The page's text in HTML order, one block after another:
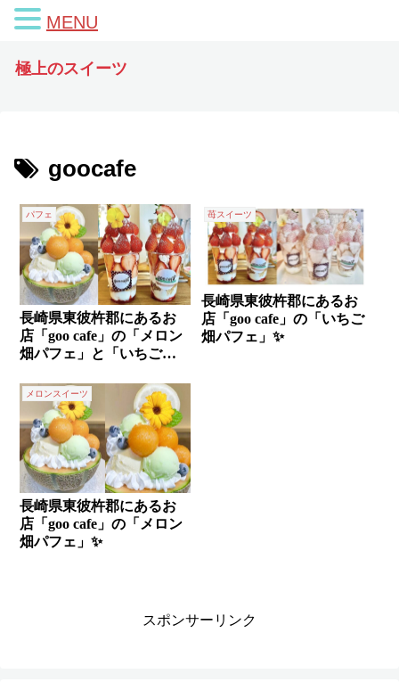
極上のスイーツ
goocafe
パフェ
長崎県東彼杵郡にあるお
店「goo cafe」の「メロン
畑パフェ」と「いちご畑
苺スイーツ
長崎県東彼杵郡にあるお
店「goo cafe」の「いちご
畑パフェ」✨
メロンスイーツ
長崎県東彼杵郡にあるお
店「goo cafe」の「メロン
畑パフェ」✨
スポンサーリンク
MENU